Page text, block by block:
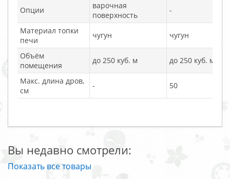
Опции
варочная
поверхность
-
Материал топки
печи
чугун чугун
Объём
помещения
до 250 куб. м до 250 куб. м
Макс. длина дров,
см
- 50
Вы недавно смотрели:
Показать все товары